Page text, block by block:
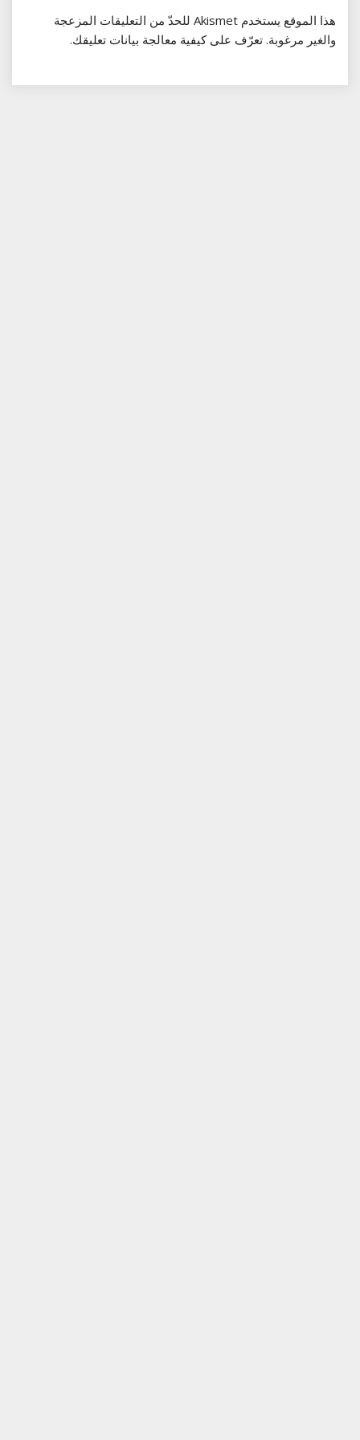
هذا الموقع يستخدم Akismet للحدّ من التعليقات المزعجة
والغير مرغوبة. تعرّف على كيفية معالجة بيانات تعليقك.